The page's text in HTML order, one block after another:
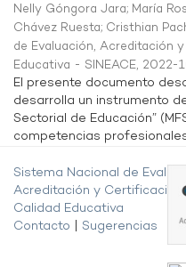
Nelly Góngora Jara; María
Chávez Ruesta; Cristhian
de Evaluación, Acreditación
Educativa - SINEACE, 2022-
El presente documento
desarrolla un instrumento
Sectorial de Educación”
competencias profesionales
Sistema Nacional de
Acreditación y Certificación
Calidad Educativa
Contacto
Sugerencias